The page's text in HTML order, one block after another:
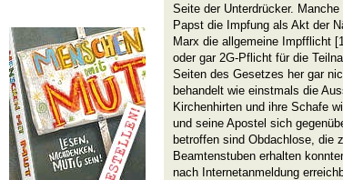
Seite der Unterdrücker.
Papst die Impfung als Akt der
Marx die allgemeine Impfflicht
oder gar 2G-Pflicht für die
Seiten des Gesetzes her gar
behandelt wie einstmals die
Kirchenhirten und ihre Schafe
und seine Apostel sich
betroffen sind Obdachlose, die
Beamtenstuben erhalten
nach Internetanmeldung